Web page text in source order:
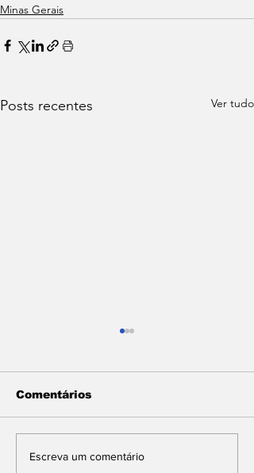
Minas Gerais
Posts recentes Ver tudo
MPF pede suspensão
Comentários
Escreva um comentário